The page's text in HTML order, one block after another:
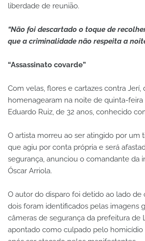
liberdade de reunião.
“Não foi descartado o toque de
que a criminalidade não respeita a
“Assassinato covarde”
Com velas, flores e cartazes contra Jerí,
homenagearam na noite de quinta-
Eduardo Ruiz, de 32 anos, conhecido
O artista morreu ao ser atingido por um
que agiu por conta própria e será
segurança, anunciou o comandante da
Óscar Arriola.
O autor do disparo foi detido ao lado de
dois foram identificados pelas imagens
câmeras de segurança da prefeitura de
apontado como culpado pelo homicídio